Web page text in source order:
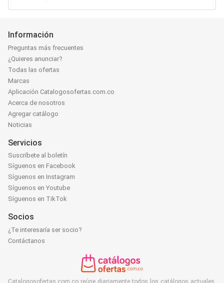
Información
Preguntas más frecuentes
¿Quieres anunciar?
Todas las ofertas
Marcas
Aplicación Catalogosofertas.com.co
Acerca de nosotros
Agregar catálogo
Noticias
Servicios
Suscríbete al boletín
Síguenos en Facebook
Síguenos en Instagram
Síguenos en Youtube
Síguenos en TikTok
Socios
¿Te interesaría ser socio?
Contáctanos
Catalogosofertas.com.co reúne diariamente todos los catálogos actuales,